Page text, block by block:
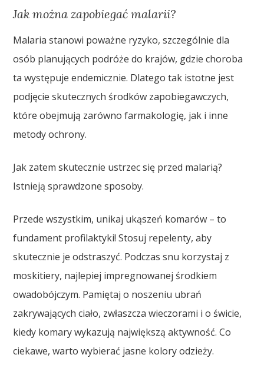
Jak można zapobiegać malarii?
Malaria stanowi poważne ryzyko, szczególnie dla
osób planujących podróże do krajów, gdzie choroba
ta występuje endemicznie. Dlatego tak istotne jest
podjęcie skutecznych środków zapobiegawczych,
które obejmują zarówno farmakologię, jak i inne
metody ochrony.
Jak zatem skutecznie ustrzec się przed malarią?
Istnieją sprawdzone sposoby.
Przede wszystkim, unikaj ukąszeń komarów – to
fundament profilaktyki! Stosuj repelenty, aby
skutecznie je odstraszyć. Podczas snu korzystaj z
moskitiery, najlepiej impregnowanej środkiem
owadobójczym. Pamiętaj o noszeniu ubrań
zakrywających ciało, zwłaszcza wieczorami i o świcie,
kiedy komary wykazują największą aktywność. Co
ciekawe, warto wybierać jasne kolory odzieży.